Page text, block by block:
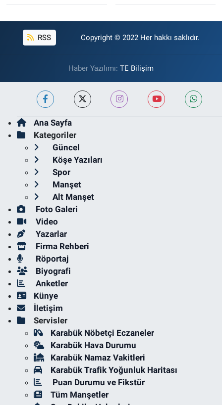
RSS Copyright © 2022 Her hakkı saklıdır.
Haber Yazılımı: TE Bilişim
Ana Sayfa
Kategoriler
Güncel
Köşe Yazıları
Spor
Manşet
Alt Manşet
Foto Galeri
Video
Yazarlar
Firma Rehberi
Röportaj
Biyografi
Anketler
Künye
İletişim
Servisler
Karabük Nöbetçi Eczaneler
Karabük Hava Durumu
Karabük Namaz Vakitleri
Karabük Trafik Yoğunluk Haritası
Puan Durumu ve Fikstür
Tüm Manşetler